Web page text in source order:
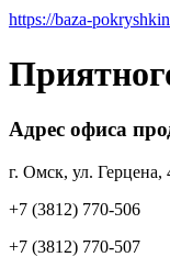
https://baza-
Адрес офиса
г. Омск, ул. Герцена,
+7 (3812) 770-506
+7 (3812) 770-507